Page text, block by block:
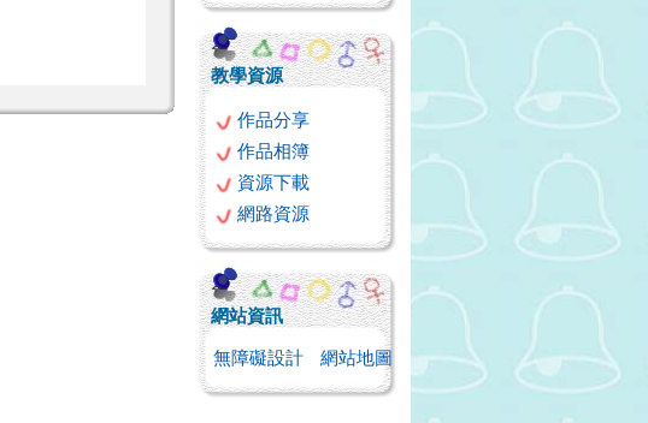
教學資源
作品分享
作品相簿
資源下載
網路資源
網站資訊
無障礙設計 網站地圖